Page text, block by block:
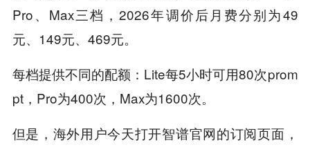
Pro、Max三档，2026年调价后月费分别为49
元、149元、469元。
每档提供不同的配额：Lite每5小时可用80次prom
pt，Pro为400次，Max为1600次。
但是，海外用户今天打开智谱官网的订阅页面，